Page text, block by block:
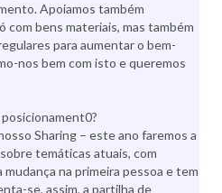
Apoiamos também
com bens materiais, mas também
para aumentar o bem-
nos bem com isto e queremos
Sharing – este ano faremos a
temáticas atuais, com
na primeira pessoa e tem
se, assim, a partilha de